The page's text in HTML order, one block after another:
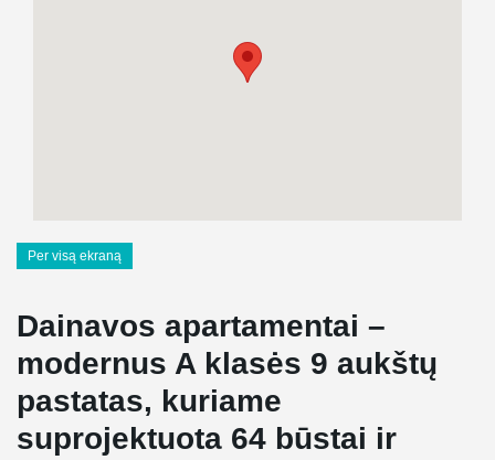
Per visą ekraną
Dainavos apartamentai –
modernus A klasės 9 aukštų
pastatas, kuriame
suprojektuota 64 būstai ir